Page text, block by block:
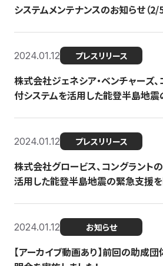
システムメンテナンスのお知らせ（
2024.01.12 プレスリリース
株式会社ジェネシア・ベンチャーズ
付システムを活用した能登半島地
2024.01.12 プレスリリース
株式会社グロービス、コングラント
活用した能登半島地震の緊急支援
2024.01.12 お知らせ
【アーカイブ動画あり】前回の助成